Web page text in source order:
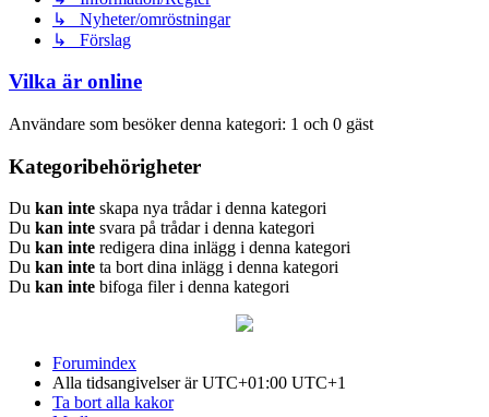
↳ Nyheter/omröstningar
↳ Förslag
Vilka är online
Användare som besöker denna kategori: 1 och 0 gäst
Kategoribehörigheter
Du kan inte skapa nya trådar i denna kategori
Du kan inte svara på trådar i denna kategori
Du kan inte redigera dina inlägg i denna kategori
Du kan inte ta bort dina inlägg i denna kategori
Du kan inte bifoga filer i denna kategori
Forumindex
Alla tidsangivelser är UTC+01:00 UTC+1
Ta bort alla kakor